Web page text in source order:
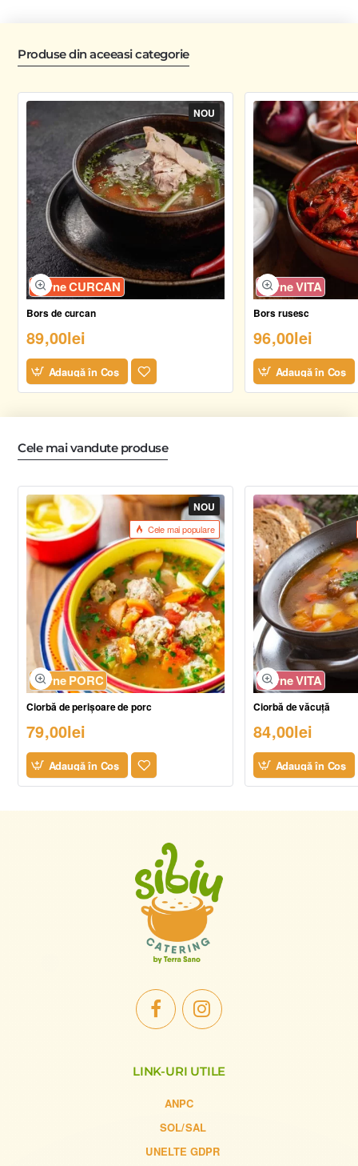
Produse din aceeasi categorie
NOU
Carne CURCAN
Bors de curcan
89,00lei
Adaugă în Coş
Carne VITA
Bors rusesc
96,00lei
Adaugă în Coş
Cele mai vandute produse
NOU
Cele mai populare
Carne PORC
Ciorbă de perișoare de porc
79,00lei
Adaugă în Coş
Carne VITA
Ciorbă de văcuță
84,00lei
Adaugă în Coş
LINK-URI UTILE
ANPC
SOL/SAL
UNELTE GDPR